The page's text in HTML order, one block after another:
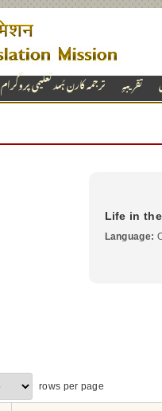
ترجمہ کارن ہُںد تعلیمی پروگرام تقریبہٕ
Life in
Language:
rows per page